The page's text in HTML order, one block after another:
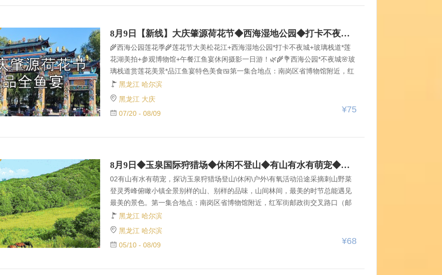
8月9日【新线】大庆肇源荷花节◆西海湿地公园◆打卡不夜城◆玻璃栈道◆莲花湖荷花美拍◆博物馆◆品江鱼宴◆一日游
🌾西海公园莲花季🌾莲花节大美松花江+西海湿地公园*打卡不夜城+玻璃栈道*莲
花湖美拍+参观博物馆+午餐江鱼宴休闲摄影一日游！🌿🌾💐西海公园*不夜城🌸玻
璃栈道赏莲花美景*品江鱼宴特色美食🍱第一集合地点：南岗区省博物馆附近，红
军街邮政街交叉路口（邮政街232号 华融饭店旁边) ，6.20分集合.发车时间6.30
分；第二集合地点：省政府九中斜对面省交通厅门前、101路公交（动力方向）站
台。 6：30分集合，发车时间6.40分；第三集合地点：乐松广场附近 和兴路11号
动力和平大厦，6:40集合，6:50发车；第四集合地点：公路大桥河润街93号中庆
黑龙江 哈尔滨
黑龙江 大庆
07/20 - 08/09
¥75
8月9日◆玉泉国际狩猎场◆休闲不登山◆有山有水有萌宠◆天然森林氧吧◆地锅烤肉不限量◆一日游【72元送保险】
02有山有水有萌宠，探访玉泉狩猎场登山\休闲\户外\有氧活动沿途采摘刺山野菜
登灵秀峰俯瞰小镇全景别样的山、别样的品味，山间林间，最美的时节总能遇见
最美的景色。第一集合地点：南岗区省博物馆附近，红军街邮政街交叉路口（邮
政街232号 华融饭店邮政街一侧) ，早6：50集合，7:00发车，过时不候；第二集
合地点：省政府九中斜对面省交通厅门前、101路公交（动力方向）站台。7.00分
集合，发车时间7.10分； 第三集合地点：乐松购物广场广汇电器门前 人行天桥
下，7.10分集合，发车时间7.20分；第四集合地点：长江路与南直路交叉路口，
黑龙江 哈尔滨
黑龙江 哈尔滨
05/10 - 08/09
¥68